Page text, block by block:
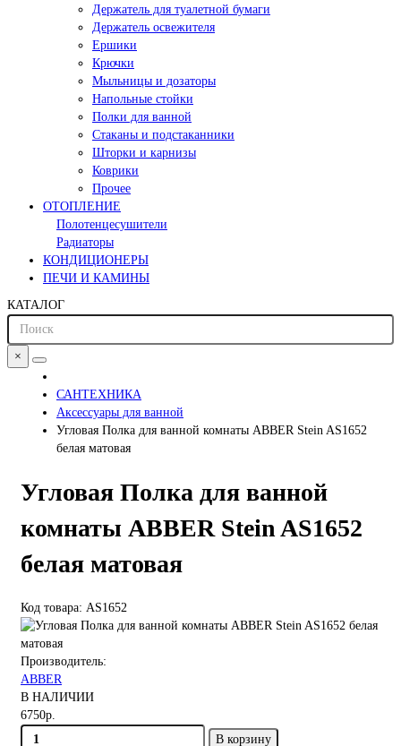
Держатель для туалетной бумаги
Держатель освежителя
Ершики
Крючки
Мыльницы и дозаторы
Напольные стойки
Полки для ванной
Стаканы и подстаканники
Шторки и карнизы
Коврики
Прочее
ОТОПЛЕНИЕ
Полотенцесушители
Радиаторы
КОНДИЦИОНЕРЫ
ПЕЧИ И КАМИНЫ
КАТАЛОГ
×
САНТЕХНИКА
Аксессуары для ванной
Угловая Полка для ванной комнаты ABBER Stein AS1652
белая матовая
Угловая Полка для ванной
комнаты ABBER Stein AS1652
белая матовая
Код товара: AS1652
Производитель:
ABBER
В НАЛИЧИИ
6750р.
В корзину